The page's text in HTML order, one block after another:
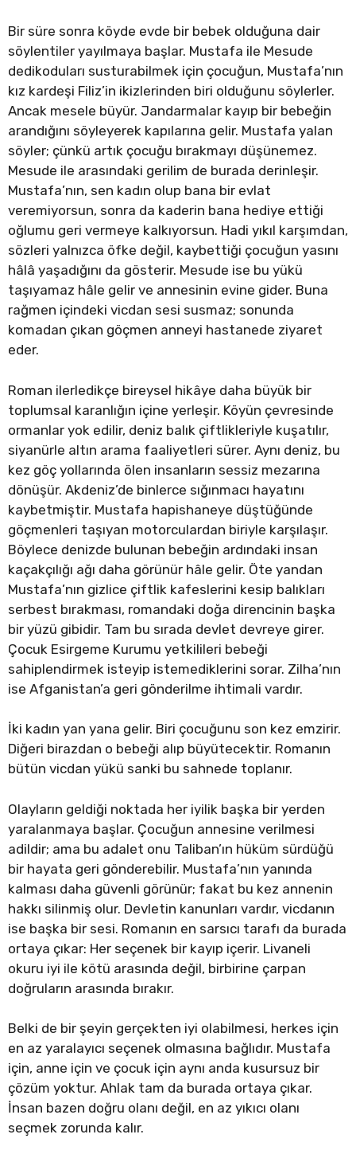
Bir süre sonra köyde evde bir bebek olduğuna dair
söylentiler yayılmaya başlar. Mustafa ile Mesude
dedikoduları susturabilmek için çocuğun, Mustafa’nın
kız kardeşi Filiz’in ikizlerinden biri olduğunu söylerler.
Ancak mesele büyür. Jandarmalar kayıp bir bebeğin
arandığını söyleyerek kapılarına gelir. Mustafa yalan
söyler; çünkü artık çocuğu bırakmayı düşünemez.
Mesude ile arasındaki gerilim de burada derinleşir.
Mustafa’nın, sen kadın olup bana bir evlat
veremiyorsun, sonra da kaderin bana hediye ettiği
oğlumu geri vermeye kalkıyorsun. Hadi yıkıl karşımdan,
sözleri yalnızca öfke değil, kaybettiği çocuğun yasını
hâlâ yaşadığını da gösterir. Mesude ise bu yükü
taşıyamaz hâle gelir ve annesinin evine gider. Buna
rağmen içindeki vicdan sesi susmaz; sonunda
komadan çıkan göçmen anneyi hastanede ziyaret
eder.
Roman ilerledikçe bireysel hikâye daha büyük bir
toplumsal karanlığın içine yerleşir. Köyün çevresinde
ormanlar yok edilir, deniz balık çiftlikleriyle kuşatılır,
siyanürle altın arama faaliyetleri sürer. Aynı deniz, bu
kez göç yollarında ölen insanların sessiz mezarına
dönüşür. Akdeniz’de binlerce sığınmacı hayatını
kaybetmiştir. Mustafa hapishaneye düştüğünde
göçmenleri taşıyan motorculardan biriyle karşılaşır.
Böylece denizde bulunan bebeğin ardındaki insan
kaçakçılığı ağı daha görünür hâle gelir. Öte yandan
Mustafa’nın gizlice çiftlik kafeslerini kesip balıkları
serbest bırakması, romandaki doğa direncinin başka
bir yüzü gibidir. Tam bu sırada devlet devreye girer.
Çocuk Esirgeme Kurumu yetkilileri bebeği
sahiplendirmek isteyip istemediklerini sorar. Zilha’nın
ise Afganistan’a geri gönderilme ihtimali vardır.
İki kadın yan yana gelir. Biri çocuğunu son kez emzirir.
Diğeri birazdan o bebeği alıp büyütecektir. Romanın
bütün vicdan yükü sanki bu sahnede toplanır.
Olayların geldiği noktada her iyilik başka bir yerden
yaralanmaya başlar. Çocuğun annesine verilmesi
adildir; ama bu adalet onu Taliban’ın hüküm sürdüğü
bir hayata geri gönderebilir. Mustafa’nın yanında
kalması daha güvenli görünür; fakat bu kez annenin
hakkı silinmiş olur. Devletin kanunları vardır, vicdanın
ise başka bir sesi. Romanın en sarsıcı tarafı da burada
ortaya çıkar: Her seçenek bir kayıp içerir. Livaneli
okuru iyi ile kötü arasında değil, birbirine çarpan
doğruların arasında bırakır.
Belki de bir şeyin gerçekten iyi olabilmesi, herkes için
en az yaralayıcı seçenek olmasına bağlıdır. Mustafa
için, anne için ve çocuk için aynı anda kusursuz bir
çözüm yoktur. Ahlak tam da burada ortaya çıkar.
İnsan bazen doğru olanı değil, en az yıkıcı olanı
seçmek zorunda kalır.